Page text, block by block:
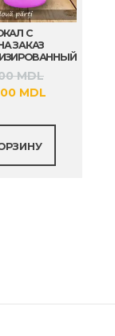
С
ЗАКАЗ
MDL
300.00
MDL
200.00